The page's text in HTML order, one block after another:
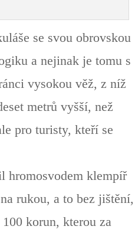
se svou obrovskou
a nejinak je tomu s
vysokou věž, z níž
metrů vyšší, než
pro turisty, kteří se
hromosvodem klempíř
rukou, a to bez jištění,
korun, kterou za